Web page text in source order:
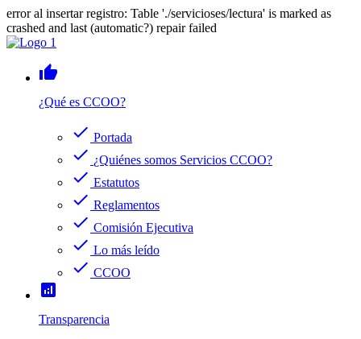
error al insertar registro: Table './servicioses/lectura' is marked as
crashed and last (automatic?) repair failed
thumb_up
¿Qué es CCOO?
check Portada
check ¿Quiénes somos Servicios CCOO?
check Estatutos
check Reglamentos
check Comisión Ejecutiva
check Lo más leído
check CCOO
analytics
Transparencia